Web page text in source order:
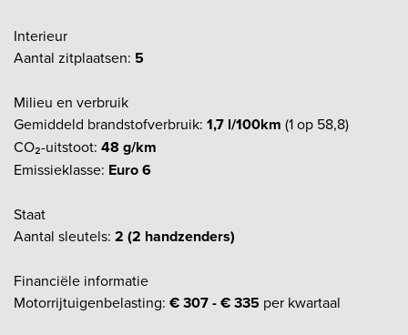
Interieur
Aantal zitplaatsen: 5
Milieu en verbruik
Gemiddeld brandstofverbruik: 1,7 l/100km (1 op 58,8)
CO₂-uitstoot: 48 g/km
Emissieklasse: Euro 6
Staat
Aantal sleutels: 2 (2 handzenders)
Financiële informatie
Motorrijtuigenbelasting: € 307 - € 335 per kwartaal